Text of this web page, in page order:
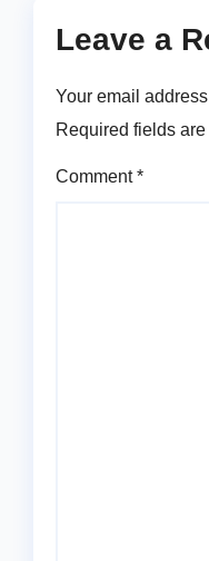
Leave a
Your email
Required fields are
Comment*